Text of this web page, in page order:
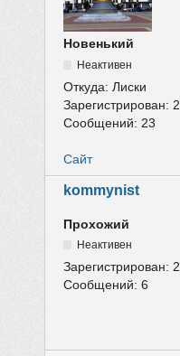
Новенький
Неактивен
Откуда:Лиски
Зарегистрирован:
Сообщений: 23
Сайт
kommynist
Прохожий
Неактивен
Зарегистрирован:
Сообщений:6